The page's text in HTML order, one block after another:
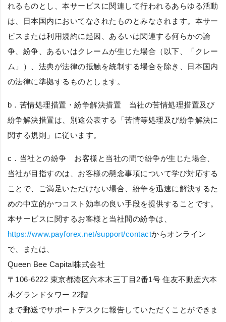
れるものとし、本サービスに関連して行われるあらゆる活動
は、日本国内においてなされたものとみなされます。本サー
ビスまたは利用規約に起因、あるいは関連する何らかの論
争、紛争、あるいはクレームが生じた場合（以下、「クレー
ム」）、法典が法律の抵触を統制する場合を除き、日本国内
の法律に準拠するものとします。
b． 苦情処理措置・紛争解決措置 当社の苦情処理措置及び
紛争解決措置は、別途公表する「苦情等処理及び紛争解決に
関する規則」に従います。
c． 当社との紛争 お客様と当社の間で紛争が生じた場合、
当社が目指すのは、お客様の懸念事項について学び対応する
ことで、ご満足いただけない場合、紛争を迅速に解決するた
めの中立的かつコスト効率の良い手段を提供することです。
本サービスに関するお客様と当社間の紛争は、
https://www.payforex.net/support/contactからオンライン
で、または、
Queen Bee Capital株式会社
〒106-6222 東京都港区六本木三丁目2番1号 住友不動産六本
木グランドタワー 22階
まで郵送でサポートデスクに報告していただくことができま